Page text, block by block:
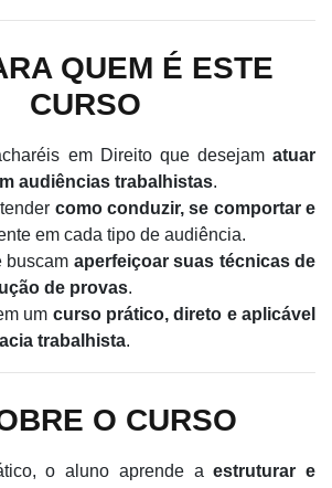
QUEM É ESTE
CURSO
em Direito que desejam atuar
audiências trabalhistas.
como conduzir, se comportar e
em cada tipo de audiência.
buscam aperfeiçoar suas técnicas de
de provas.
um curso prático, direto e aplicável
trabalhista.
O CURSO
o aluno aprende aestruturar e